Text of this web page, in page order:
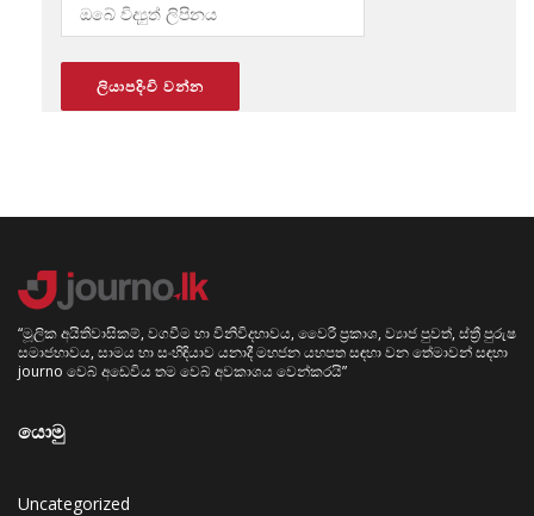
“මූලික අයිතිවාසිකම්, වගවීම හා විනිවිදභාවය, වෛරී ප්‍රකාශ, ව්‍යාජ පුවත්, ස්ත්‍රී පුරුෂ
සමාජභාවය, සාමය හා සංහිඳියාව යනාදී මහජන යහපත සඳහා වන තේමාවන් සඳහා
journo වෙබ් අඩෙවිය තම වෙබ් අවකාශය වෙන්කරයි”
යොමු
Uncategorized